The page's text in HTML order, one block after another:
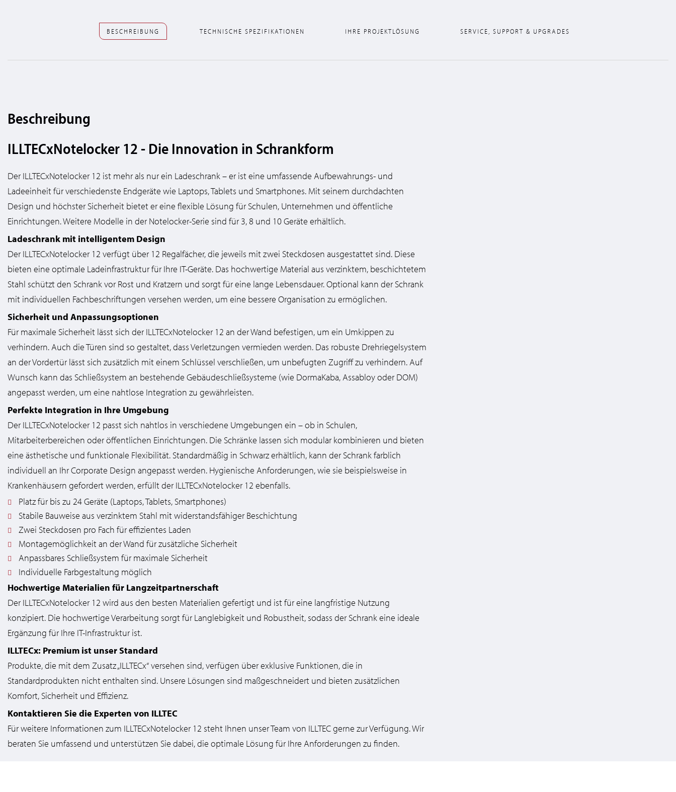
BESCHREIBUNG TECHNISCHE SPEZIFIKATIONEN IHRE PROJEKTLÖSUNG SERVICE, SUPPORT & UPGRADES
Beschreibung
ILLTECxNotelocker 12 - Die Innovation in Schrankform
Der ILLTECxNotelocker 12 ist mehr als nur ein Ladeschrank – er ist eine umfassende Aufbewahrungs- und
Ladeeinheit für verschiedenste Endgeräte wie Laptops, Tablets und Smartphones. Mit seinem durchdachten
Design und höchster Sicherheit bietet er eine flexible Lösung für Schulen, Unternehmen und öffentliche
Einrichtungen. Weitere Modelle in der Notelocker-Serie sind für 3, 8 und 10 Geräte erhältlich.
Ladeschrank mit intelligentem Design
Der ILLTECxNotelocker 12 verfügt über 12 Regalfächer, die jeweils mit zwei Steckdosen ausgestattet sind. Diese
bieten eine optimale Ladeinfrastruktur für Ihre IT-Geräte. Das hochwertige Material aus verzinktem, beschichtetem
Stahl schützt den Schrank vor Rost und Kratzern und sorgt für eine lange Lebensdauer. Optional kann der Schrank
mit individuellen Fachbeschriftungen versehen werden, um eine bessere Organisation zu ermöglichen.
Sicherheit und Anpassungsoptionen
Für maximale Sicherheit lässt sich der ILLTECxNotelocker 12 an der Wand befestigen, um ein Umkippen zu
verhindern. Auch die Türen sind so gestaltet, dass Verletzungen vermieden werden. Das robuste Drehriegelsystem
an der Vordertür lässt sich zusätzlich mit einem Schlüssel verschließen, um unbefugten Zugriff zu verhindern. Auf
Wunsch kann das Schließsystem an bestehende Gebäudeschließsysteme (wie DormaKaba, Assabloy oder DOM)
angepasst werden, um eine nahtlose Integration zu gewährleisten.
Perfekte Integration in Ihre Umgebung
Der ILLTECxNotelocker 12 passt sich nahtlos in verschiedene Umgebungen ein – ob in Schulen,
Mitarbeiterbereichen oder öffentlichen Einrichtungen. Die Schränke lassen sich modular kombinieren und bieten
eine ästhetische und funktionale Flexibilität. Standardmäßig in Schwarz erhältlich, kann der Schrank farblich
individuell an Ihr Corporate Design angepasst werden. Hygienische Anforderungen, wie sie beispielsweise in
Krankenhäusern gefordert werden, erfüllt der ILLTECxNotelocker 12 ebenfalls.
Platz für bis zu 24 Geräte (Laptops, Tablets, Smartphones)
Stabile Bauweise aus verzinktem Stahl mit widerstandsfähiger Beschichtung
Zwei Steckdosen pro Fach für effizientes Laden
Montagemöglichkeit an der Wand für zusätzliche Sicherheit
Anpassbares Schließsystem für maximale Sicherheit
Individuelle Farbgestaltung möglich
Hochwertige Materialien für Langzeitpartnerschaft
Der ILLTECxNotelocker 12 wird aus den besten Materialien gefertigt und ist für eine langfristige Nutzung
konzipiert. Die hochwertige Verarbeitung sorgt für Langlebigkeit und Robustheit, sodass der Schrank eine ideale
Ergänzung für Ihre IT-Infrastruktur ist.
ILLTECx: Premium ist unser Standard
Produkte, die mit dem Zusatz „ILLTECx“ versehen sind, verfügen über exklusive Funktionen, die in
Standardprodukten nicht enthalten sind. Unsere Lösungen sind maßgeschneidert und bieten zusätzlichen
Komfort, Sicherheit und Effizienz.
Kontaktieren Sie die Experten von ILLTEC
Für weitere Informationen zum ILLTECxNotelocker 12 steht Ihnen unser Team von ILLTEC gerne zur Verfügung. Wir
beraten Sie umfassend und unterstützen Sie dabei, die optimale Lösung für Ihre Anforderungen zu finden.